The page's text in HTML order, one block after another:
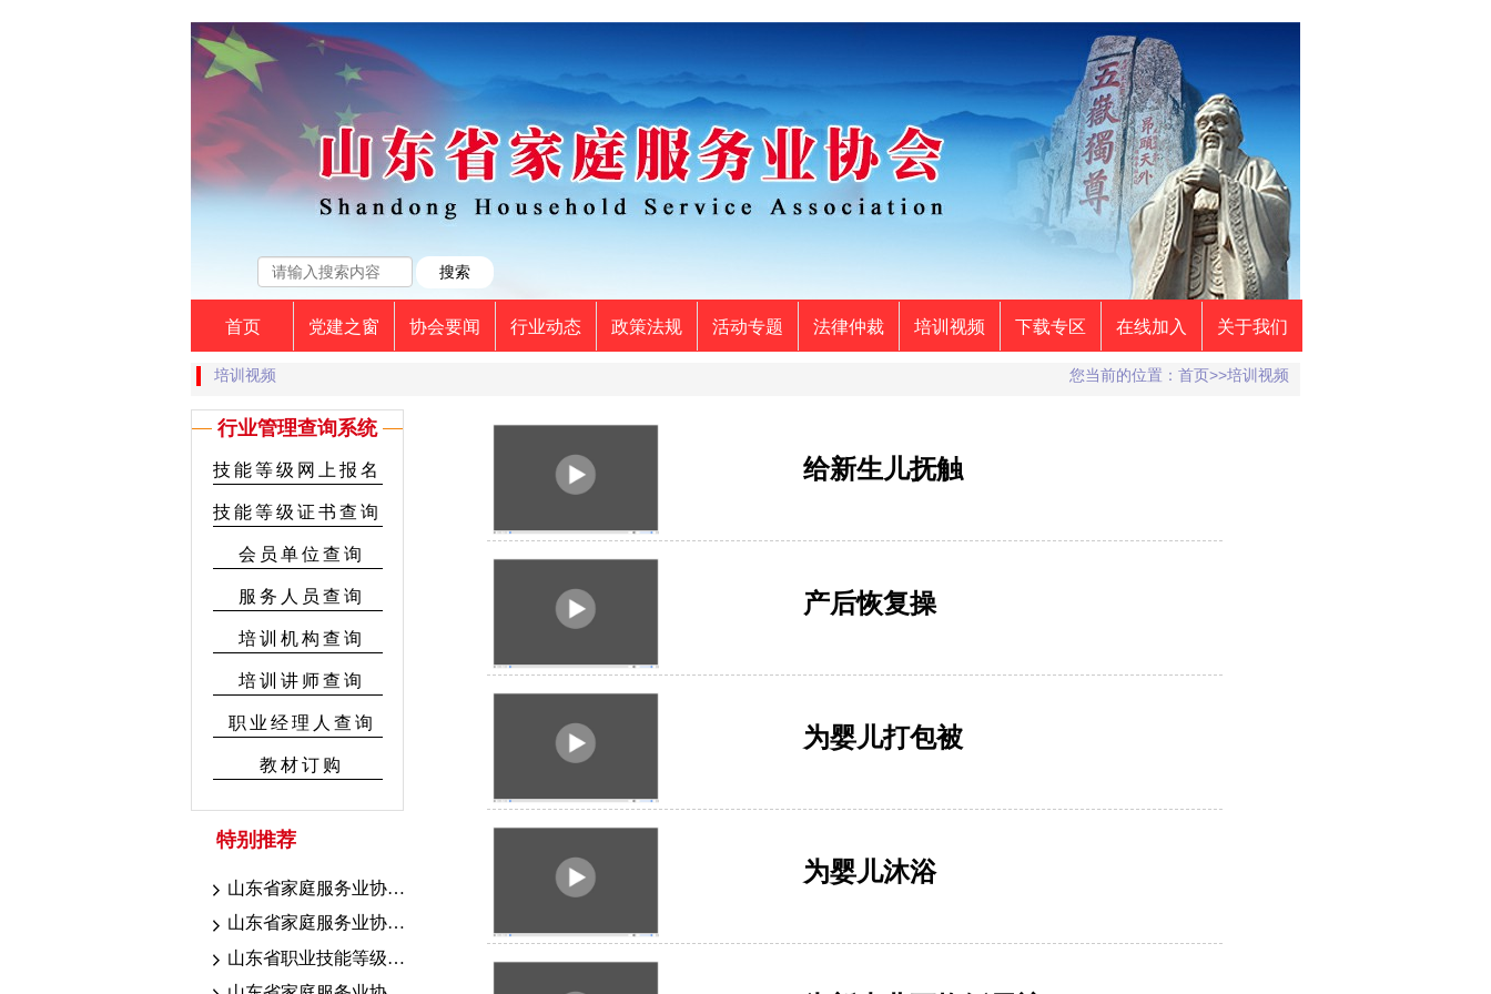
首页 党建之窗 协会要闻 行业动态 政策法规 活动专题 法律仲裁 培训视频 下载专区 在线加入 关于我们
培训视频 您当前的位置：首页>>培训视频
行业管理查询系统
技能等级网上报名
技能等级证书查询
会员单位查询
服务人员查询
培训机构查询
培训讲师查询
职业经理人查询
教材订购
特别推荐
山东省家庭服务业协会7.18-19联考证书颁发公示
山东省家庭服务业协会7.10-16考期证书颁发公示
山东省职业技能等级认定育婴联考山东省家庭服务业协会考点成绩公示
给新生儿抚触
产后恢复操
为婴儿打包被
为婴儿沐浴